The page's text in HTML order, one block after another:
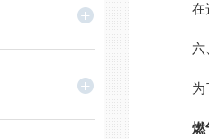
在选
六
为了
燃